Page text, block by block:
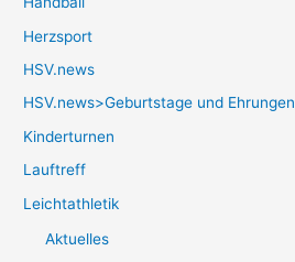
Herzsport
HSV.news
HSV.news>Geburtstage und Ehrungen
Kinderturnen
Lauftreff
Leichtathletik
Aktuelles